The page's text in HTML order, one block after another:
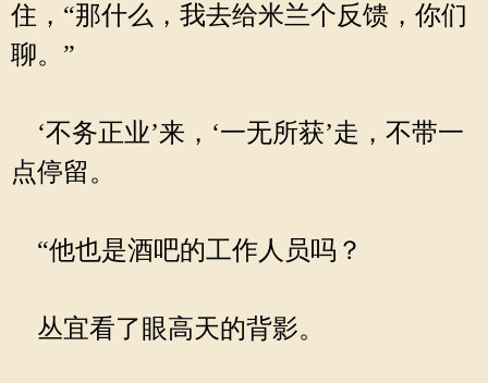
住，“那什么，我去给米兰个反馈，你们
聊。”
‘不务正业’来，‘一无所获’走，不带一
点停留。
“他也是酒吧的工作人员吗？
丛宜看了眼高天的背影。